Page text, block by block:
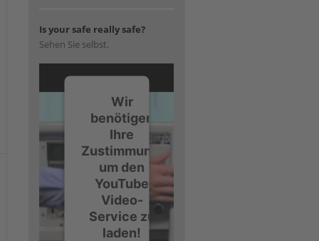
Is your safe really safe?
Sehen Sie selbst.
Wir
benötigen
Ihre
Zustimmung,
um den
YouTube
Video-
Service zu
laden!